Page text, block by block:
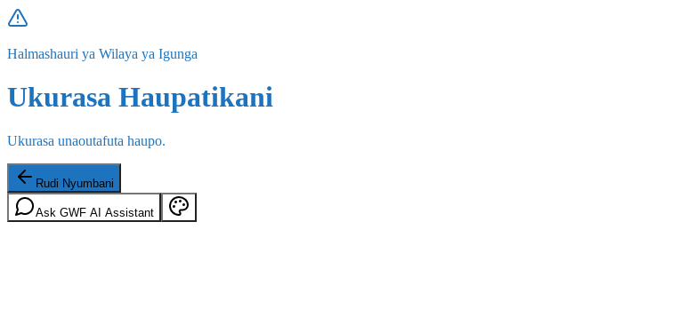
Halmashauri ya Wilaya ya Igunga
Ukurasa Haupatikani
Ukurasa unaoutafuta haupo.
Rudi Nyumbani
Ask GWF AI Assistant